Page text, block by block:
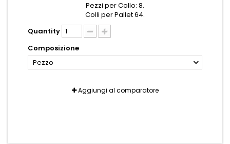
Pezzi per Collo: 8.
Colli per Pallet 64.
Quantity
Composizione
Pezzo
Aggiungi al comparatore